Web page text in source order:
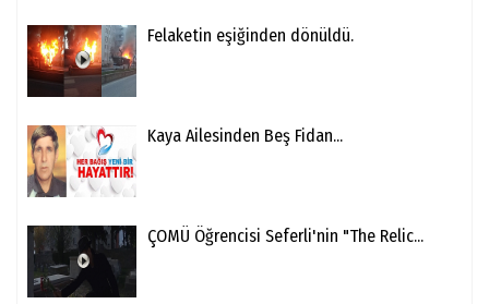
Felaketin eşiğinden dönüldü.
Kaya Ailesinden Beş Fidan...
ÇOMÜ Öğrencisi Seferli'nin "The Relic...